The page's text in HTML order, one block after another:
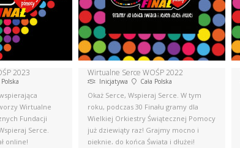
2023
Polska
Wirtualne
Fundacji
Serce.
online!
Wirtualne Serce WOŚP 2022
Inicjatywa Cała Polska
Okaż Serce, Wspieraj Serce. W tym
roku, podczas 30 Finału gramy dla
Wielkiej Orkiestry Świątecznej Pomocy
już dziewiąty raz! Grajmy mocno i
pięknie, do końca Świata i dłużej!